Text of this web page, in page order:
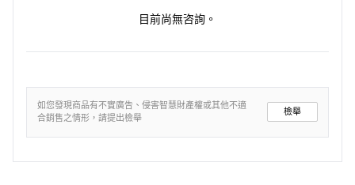
目前尚無咨詢。
如您發現商品有不實廣告、侵害智慧財產權或其他不適
合銷售之情形，請提出檢舉
檢舉